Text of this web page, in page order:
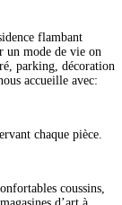
flambant
un mode de vie on
parking, décoration
accueille avec:
chaque pièce.
coussins,